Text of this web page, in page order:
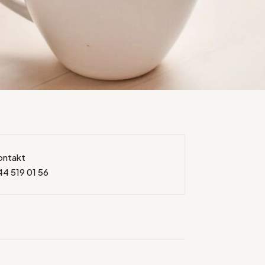
519 01 56